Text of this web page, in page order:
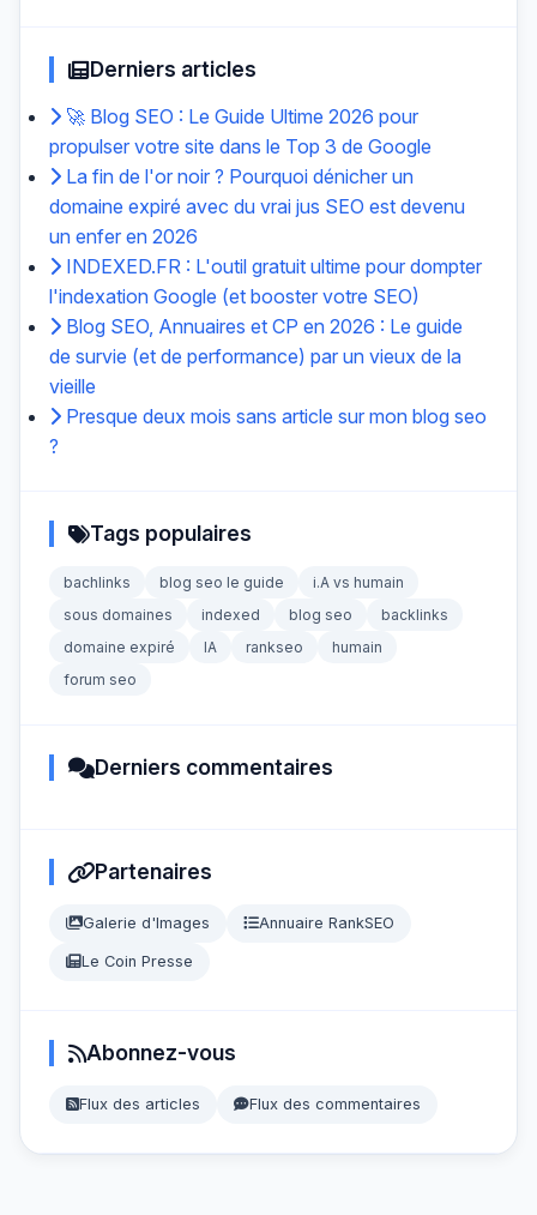
Derniers articles
🚀 Blog SEO : Le Guide Ultime 2026 pour
propulser votre site dans le Top 3 de Google
La fin de l'or noir ? Pourquoi dénicher un
domaine expiré avec du vrai jus SEO est devenu
un enfer en 2026
INDEXED.FR : L'outil gratuit ultime pour dompter
l'indexation Google (et booster votre SEO)
Blog SEO, Annuaires et CP en 2026 : Le guide
de survie (et de performance) par un vieux de la
vieille
Presque deux mois sans article sur mon blog seo
?
Tags populaires
bachlinks blog seo le guide
i.A vs humain
sous domaines
indexed blog seo
backlinks
domaine expiré
IA rankseo
humain
forum seo
Derniers commentaires
Partenaires
Galerie d'Images Annuaire RankSEO
Le Coin Presse
Abonnez-vous
Flux des articles Flux des commentaires